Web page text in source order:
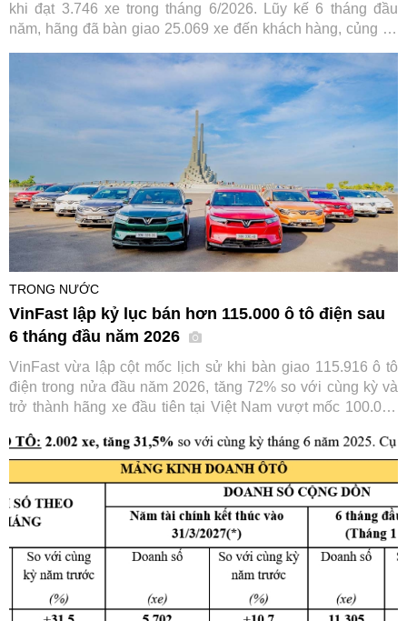
khi đạt 3.746 xe trong tháng 6/2026. Lũy kế 6 tháng đầu
năm, hãng đã bàn giao 25.069 xe đến khách hàng, củng cố
TRONG NƯỚC
VinFast lập kỷ lục bán hơn 115.000 ô tô điện sau
6 tháng đầu năm 2026
VinFast vừa lập cột mốc lịch sử khi bàn giao 115.916 ô tô
điện trong nửa đầu năm 2026, tăng 72% so với cùng kỳ và
trở thành hãng xe đầu tiên tại Việt Nam vượt mốc 100.000
số một của VinFast trên thị trường ô tô trong nước.